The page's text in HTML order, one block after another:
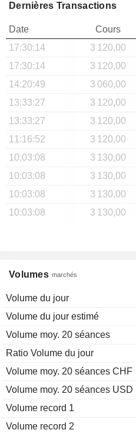
Volumes marchés
Volume du jour
Volume du jour estimé
Volume moy. 20 séances
Ratio Volume du jour
Volume moy. 20 séances CHF
Volume moy. 20 séances USD
Volume record 1
Volume record 2
Dernières Transactions
Date Cours
17:30:14
3 120,00
17:30:14
3 120,00
14:20:49
3 060,00
13:33:27
3 120,00
13:33:27
3 120,00
11:16:52
3 120,00
10:03:08
3 130,00
10:03:08
3 130,00
10:03:08
3 130,00
10:03:08
3 130,00